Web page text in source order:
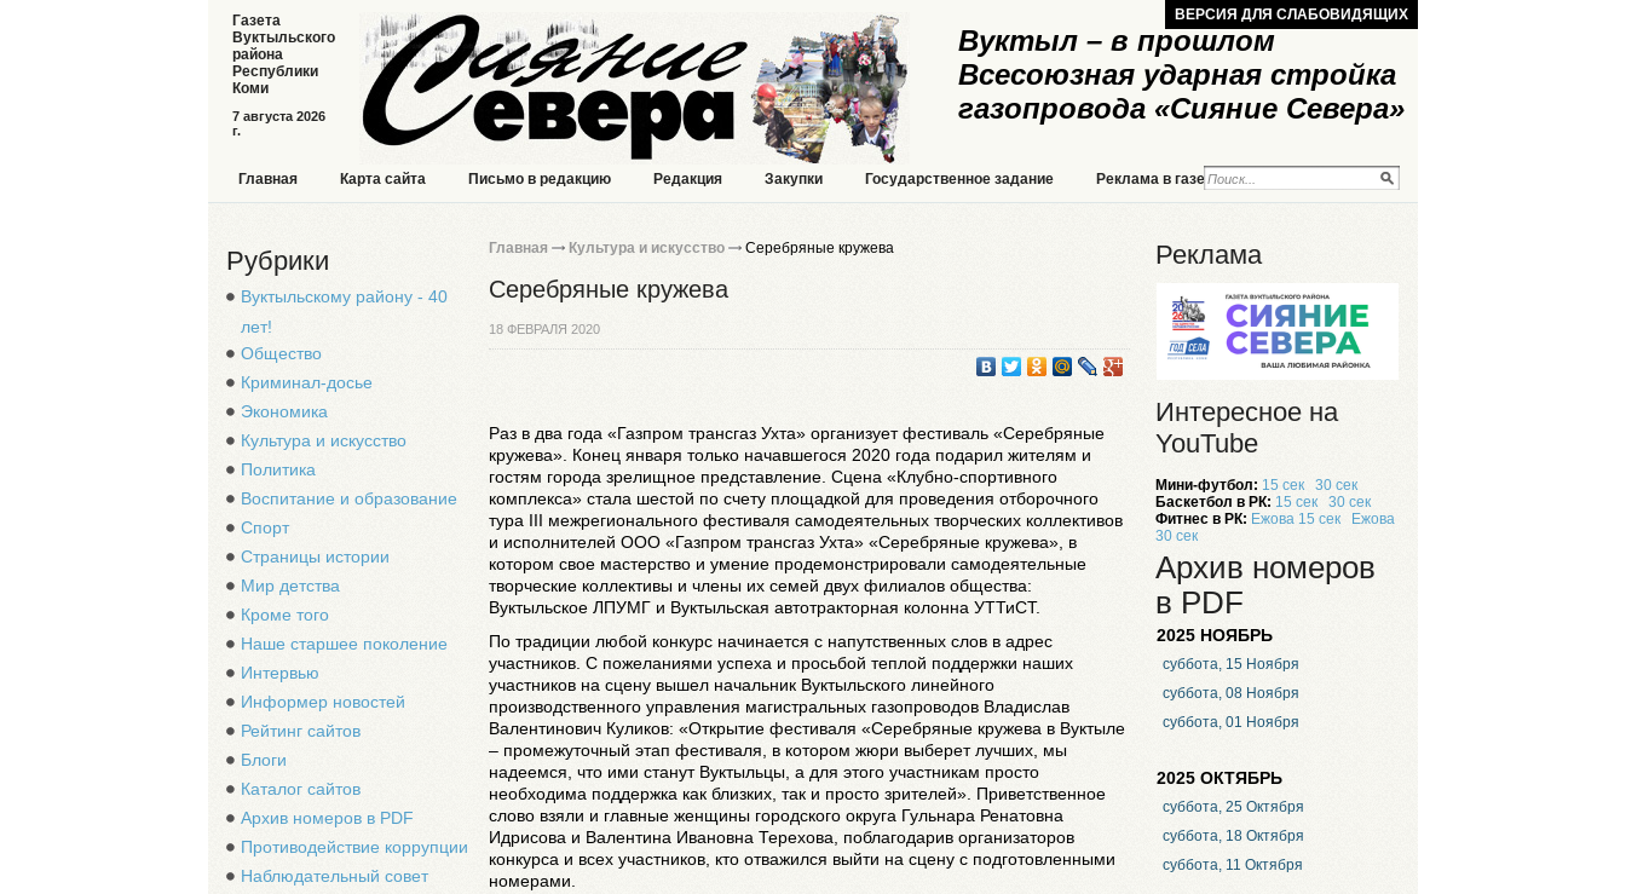
Вуктыл – в прошлом
Всесоюзная ударная стройка
газопровода «Сияние Севера»
7 августа 2026
г.
Газета
Вуктыльского
района
Республики
Коми
ВЕРСИЯ ДЛЯ СЛАБОВИДЯЩИХ
Главная Карта сайта Письмо в редакцию Редакция Закупки Государственное задание Реклама в газете Реклама на сайте
Рубрики
Вуктыльскому району - 40
лет!
Общество
Криминал-досье
Экономика
Культура и искусство
Политика
Воспитание и образование
Спорт
Страницы истории
Мир детства
Кроме того
Наше старшее поколение
Интервью
Информер новостей
Рейтинг сайтов
Блоги
Каталог сайтов
Архив номеров в PDF
Противодействие коррупции
Наблюдательный совет
Главная Культура и искусство Серебряные кружева
Серебряные кружева
18 ФЕВРАЛЯ 2020
Раз в два года «Газпром трансгаз Ухта» организует фестиваль «Серебряные
кружева». Конец января только начавшегося 2020 года подарил жителям и
гостям города зрелищное представление. Сцена «Клубно-спортивного
комплекса» стала шестой по счету площадкой для проведения отборочного
тура III межрегионального фестиваля самодеятельных творческих коллективов
и исполнителей ООО «Газпром трансгаз Ухта» «Серебряные кружева», в
котором свое мастерство и умение продемонстрировали самодеятельные
творческие коллективы и члены их семей двух филиалов общества:
Вуктыльское ЛПУМГ и Вуктыльская автотракторная колонна УТТиСТ.
По традиции любой конкурс начинается с напутственных слов в адрес
участников. С пожеланиями успеха и просьбой теплой поддержки наших
участников на сцену вышел начальник Вуктыльского линейного
производственного управления магистральных газопроводов Владислав
Валентинович Куликов: «Открытие фестиваля «Серебряные кружева в Вуктыле
– промежуточный этап фестиваля, в котором жюри выберет лучших, мы
надеемся, что ими станут Вуктыльцы, а для этого участникам просто
необходима поддержка как близких, так и просто зрителей». Приветственное
слово взяли и главные женщины городского округа Гульнара Ренатовна
Идрисова и Валентина Ивановна Терехова, поблагодарив организаторов
конкурса и всех участников, кто отважился выйти на сцену с подготовленными
номерами.
Реклама
Интересное на
YouTube
Мини-футбол: 15 сек
30 сек
Баскетбол в РК: 15 сек
30 сек
Фитнес в РК: Ежова 15 сек
Ежова
30 сек
Архив номеров
в PDF
2025 НОЯБРЬ
суббота, 15 Ноября
суббота, 08 Ноября
суббота, 01 Ноября
2025 ОКТЯБРЬ
суббота, 25 Октября
суббота, 18 Октября
суббота, 11 Октября